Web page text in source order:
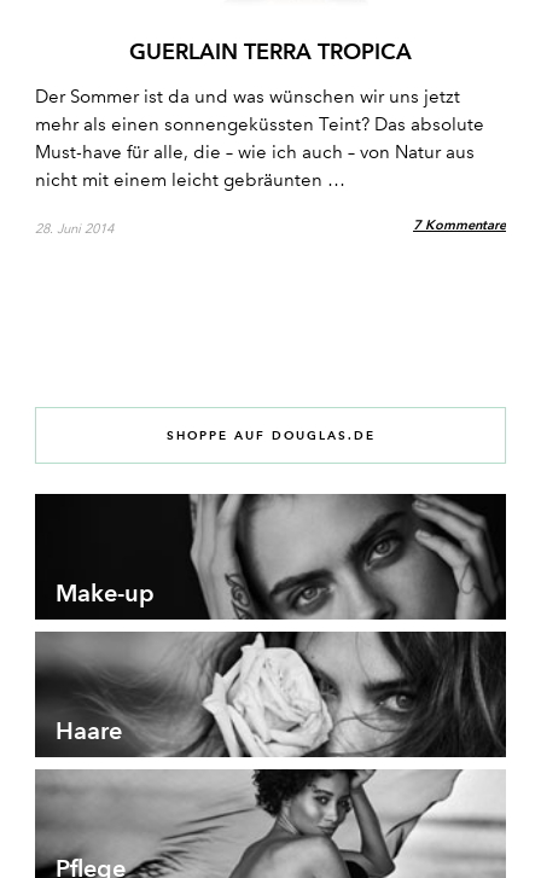
GUERLAIN TERRA TROPICA
Der Sommer ist da und was wünschen wir uns jetzt
mehr als einen sonnengeküssten Teint? Das absolute
Must-have für alle, die – wie ich auch – von Natur aus
nicht mit einem leicht gebräunten …
28. Juni 2014 7 Kommentare
SHOPPE AUF DOUGLAS.DE
Make-up
Haare
Pflege